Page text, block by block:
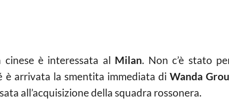
è interessata al Milan. Non c’è stato
è arrivata la smentita immediata di Wanda
all’acquisizione della squadra rossonera.